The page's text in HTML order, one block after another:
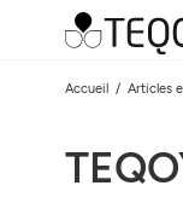
Accueil Articles